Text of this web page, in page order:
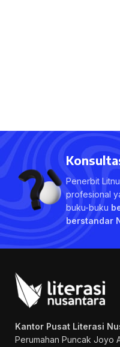
Penerbit
profesional
buku-buku
berstandar
Kantor Pusat Literasi
Perumahan Puncak Joyo